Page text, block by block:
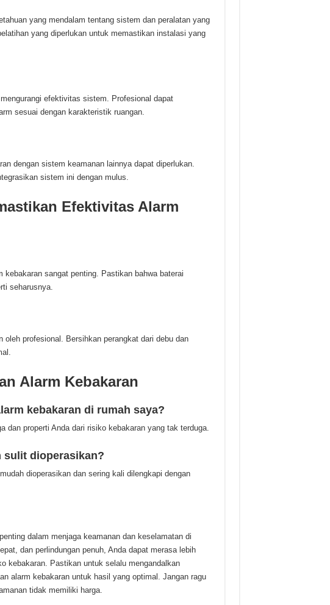
yang mendalam tentang sistem dan peralatan yang
yang diperlukan untuk memastikan instalasi yang
efektivitas sistem. Profesional dapat
sesuai dengan karakteristik ruangan.
dengan sistem keamanan lainnya dapat diperlukan.
sistem ini dengan mulus.
Efektivitas Alarm
kebakaran sangat penting. Pastikan bahwa baterai
seharusnya.
profesional. Bersihkan perangkat dari debu dan
Alarm Kebakaran
kebakaran di rumah saya?
dan properti Anda dari risiko kebakaran yang tak terduga.
sulit dioperasikan?
dioperasikan dan sering kali dilengkapi dengan
dalam menjaga keamanan dan keselamatan di
dan perlindungan penuh, Anda dapat merasa lebih
kebakaran. Pastikan untuk selalu mengandalkan
alarm kebakaran untuk hasil yang optimal. Jangan ragu
tidak memiliki harga.